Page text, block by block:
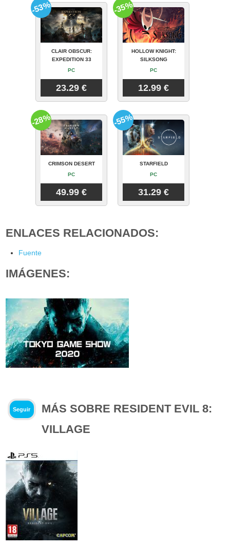
CLAIR OBSCUR:
EXPEDITION 33
PC
23.29 €
-53%
HOLLOW KNIGHT:
SILKSONG
PC
12.99 €
-35%
CRIMSON DESERT
PC
49.99 €
-28%
STARFIELD
PC
31.29 €
-55%
ENLACES RELACIONADOS:
Fuente
IMÁGENES:
Seguir
MÁS SOBRE RESIDENT EVIL 8:
VILLAGE